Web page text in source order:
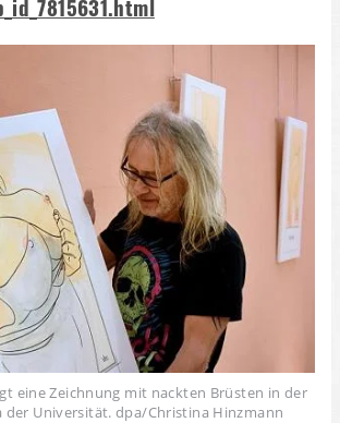
eine Zeichnung mit nackten Brüsten in der
der Universität. dpa/Christina Hinzmann